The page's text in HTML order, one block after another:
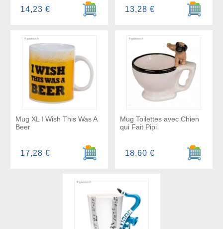
Ajouter au panier
14,23 €
Ajouter
13,28 €
Mug XL I Wish This Was A
Beer
Ajouter au panier
17,28 €
Mug Toilettes avec Chien
qui Fait Pipi
Ajouter
18,60 €